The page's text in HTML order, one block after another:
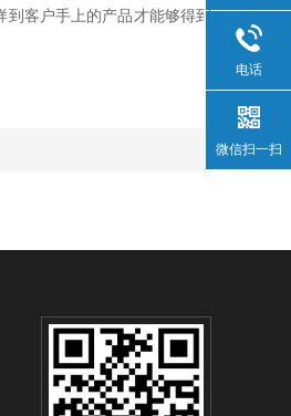
到客户手上的产品才能够得到
电话
微信扫一扫